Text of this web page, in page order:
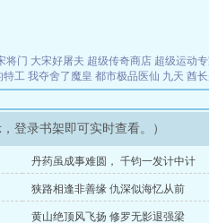
将门 大宋好屠夫 超级传奇商店 超级运动
特工 我夺舍了魔皇 都市极品医仙 九天 酋
登录书架即可实时查看。）
丹药虽成事难圆， 千钧一发计中计
狭路相逢非善缘 仇深似海忆从前
黄山绝顶风飞扬 修罗无影退强梁